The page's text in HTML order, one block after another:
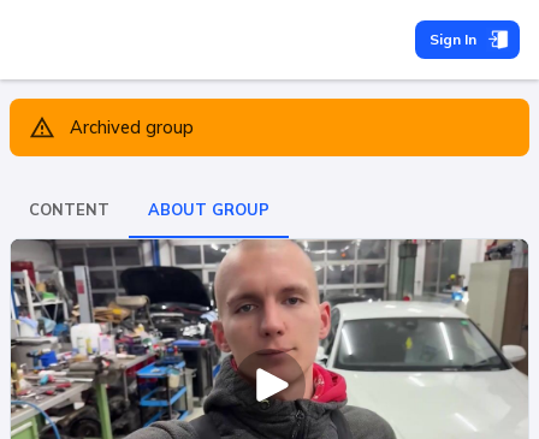
Sign In
Archived group
CONTENT ABOUT GROUP